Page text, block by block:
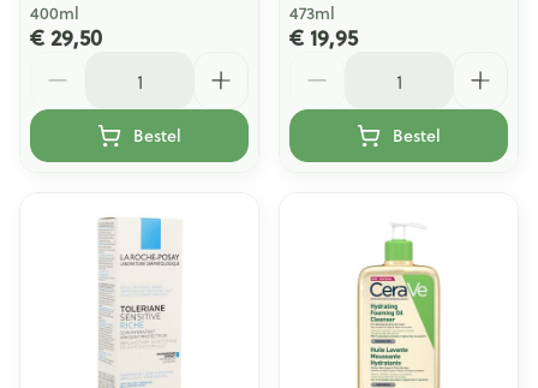
400ml
€ 29,50
Bestel
473ml
€ 19,95
Bestel